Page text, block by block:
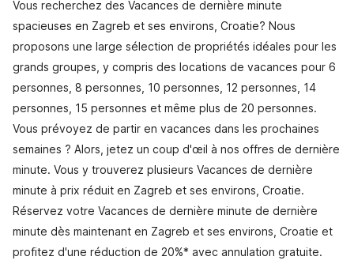
Vous recherchez des Vacances de dernière minute
spacieuses en Zagreb et ses environs, Croatie? Nous
proposons une large sélection de propriétés idéales pour les
grands groupes, y compris des locations de vacances pour 6
personnes, 8 personnes, 10 personnes, 12 personnes, 14
personnes, 15 personnes et même plus de 20 personnes.
Vous prévoyez de partir en vacances dans les prochaines
semaines ? Alors, jetez un coup d'œil à nos offres de dernière
minute. Vous y trouverez plusieurs Vacances de dernière
minute à prix réduit en Zagreb et ses environs, Croatie.
Réservez votre Vacances de dernière minute de dernière
minute dès maintenant en Zagreb et ses environs, Croatie et
profitez d'une réduction de 20%* avec annulation gratuite.